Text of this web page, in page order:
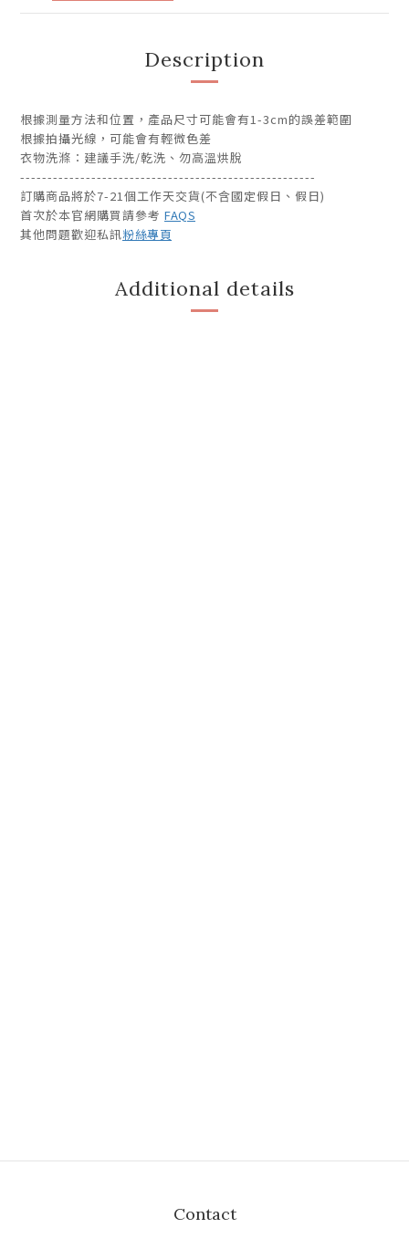
Description
根據測量方法和位置，產品尺寸可能會有1-3cm的誤差範圍
根據拍攝光線，可能會有輕微色差
衣物洗滌：建議手洗/乾洗、勿高溫烘脫
------------------------------------------------------
訂購商品將於7-21個工作天交貨(不含國定假日、假日)
首次於本官網購買請參考 FAQS
其他問題歡迎私訊粉絲專頁
Additional details
Contact